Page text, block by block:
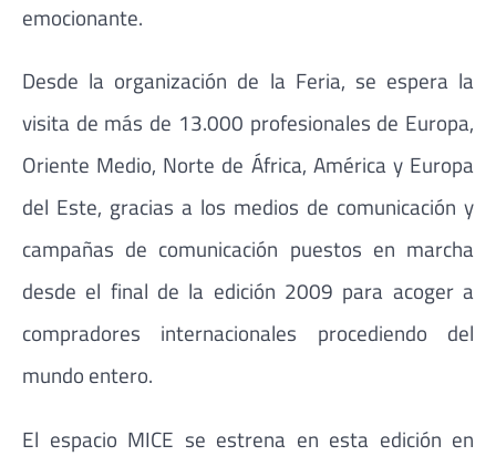
emocionante.
Desde la organización de la Feria, se espera la
visita de más de 13.000 profesionales de Europa,
Oriente Medio, Norte de África, América y Europa
del Este, gracias a los medios de comunicación y
campañas de comunicación puestos en marcha
desde el final de la edición 2009 para acoger a
compradores internacionales procediendo del
mundo entero.
El espacio MICE se estrena en esta edición en